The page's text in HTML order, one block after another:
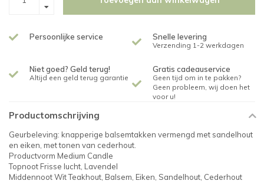
Persoonlijke service Snelle levering
Verzending 1-2 werkdagen
Niet goed? Geld terug!
Altijd een geld terug garantie
Gratis cadeauservice
Geen tijd om in te pakken?
Geen probleem, wij doen het
voor u!
Productomschrijving
Geurbeleving: knapperige balsemtakken vermengd met sandelhout
en eiken, met tonen van cederhout.
Productvorm Medium Candle
Topnoot Frisse lucht, Lavendel
Middennoot Wit Teakhout, Balsem, Eiken, Sandelhout, Cederhout